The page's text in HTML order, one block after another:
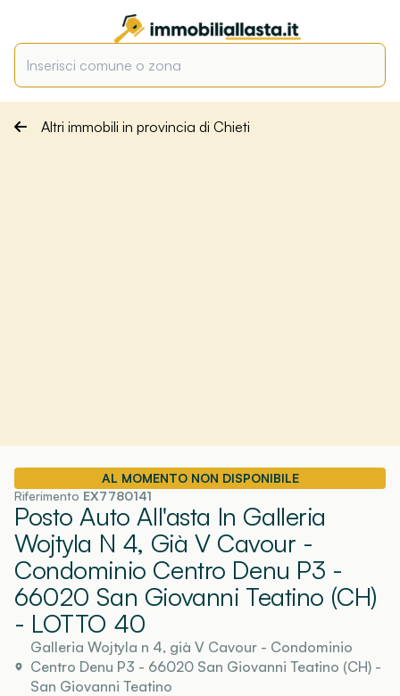
Altri immobili in provincia di Chieti
AL MOMENTO NON DISPONIBILE
Riferimento EX7780141
Posto Auto All'asta In Galleria
Wojtyla N 4, Già V Cavour -
Condominio Centro Denu P3 -
66020 San Giovanni Teatino (CH)
- LOTTO 40
Galleria Wojtyla n 4, già V Cavour - Condominio
Centro Denu P3 - 66020 San Giovanni Teatino (CH) -
San Giovanni Teatino